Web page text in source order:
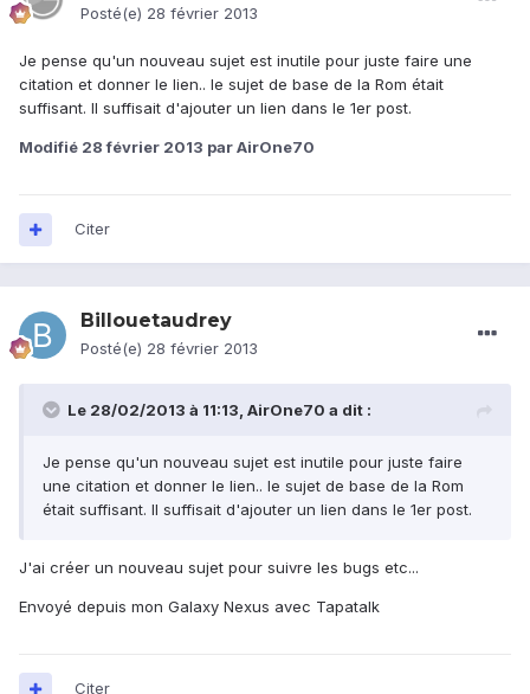
Posté(e) 28 février 2013
Je pense qu'un nouveau sujet est inutile pour juste faire une
citation et donner le lien.. le sujet de base de la Rom était
suffisant. Il suffisait d'ajouter un lien dans le 1er post.
Modifié 28 février 2013 par AirOne70
Citer
Billouetaudrey
Posté(e) 28 février 2013
Le 28/02/2013 à 11:13, AirOne70 a dit :
Je pense qu'un nouveau sujet est inutile pour juste faire
une citation et donner le lien.. le sujet de base de la Rom
était suffisant. Il suffisait d'ajouter un lien dans le 1er post.
J'ai créer un nouveau sujet pour suivre les bugs etc...
Envoyé depuis mon Galaxy Nexus avec Tapatalk
Citer